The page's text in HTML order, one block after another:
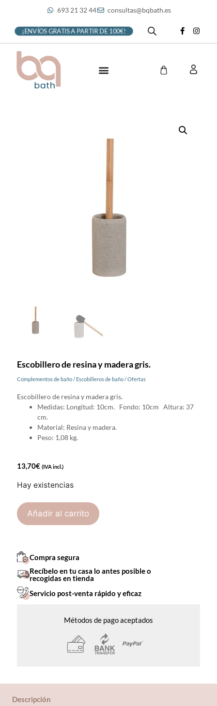
693 21 32 44 consultas@bqbath.es
¡ENVÍOS GRATIS A PARTIR DE 100€!
Escobillero de resina y madera gris.
Complementos de baño/ Escobilleros de baño/Ofertas
Escobillero de resina y madera gris.
Medidas: Longitud: 10cm. Fondo: 10cm Altura: 37
cm.
Material: Resina y madera.
Peso: 1,08 kg.
13,70€ (IVA incl.)
Hay existencias
Añadir al carrito
Compra segura
Recíbelo en tu casa lo antes posible o
recogidas en tienda
Servicio post-venta rápido y eficaz
Métodos de pago aceptados
Descripción